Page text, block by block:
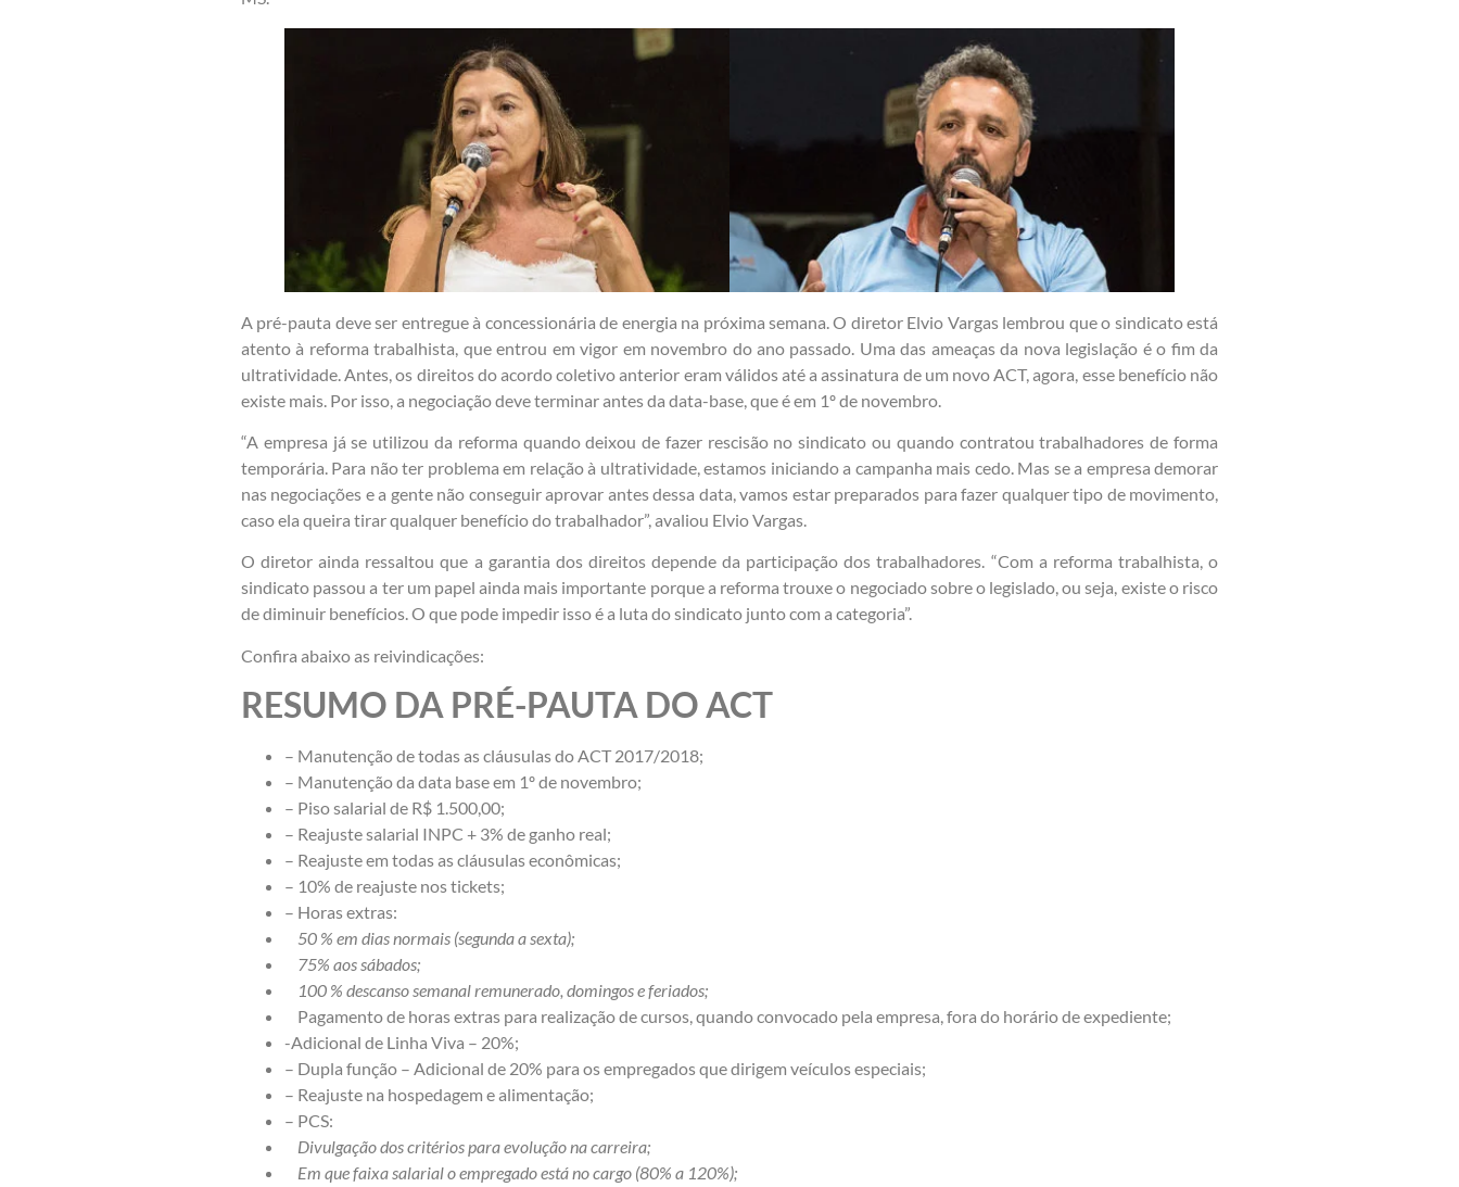
A pré-pauta deve ser entregue à concessionária de energia na próxima semana. O diretor Elvio Vargas lembrou que o sindicato está
atento à reforma trabalhista, que entrou em vigor em novembro do ano passado. Uma das ameaças da nova legislação é o fim da
ultratividade. Antes, os direitos do acordo coletivo anterior eram válidos até a assinatura de um novo ACT, agora, esse benefício não
existe mais. Por isso, a negociação deve terminar antes da data-base, que é em 1º de novembro.
“A empresa já se utilizou da reforma quando deixou de fazer rescisão no sindicato ou quando contratou trabalhadores de forma
temporária. Para não ter problema em relação à ultratividade, estamos iniciando a campanha mais cedo. Mas se a empresa demorar
nas negociações e a gente não conseguir aprovar antes dessa data, vamos estar preparados para fazer qualquer tipo de movimento,
caso ela queira tirar qualquer benefício do trabalhador”, avaliou Elvio Vargas.
O diretor ainda ressaltou que a garantia dos direitos depende da participação dos trabalhadores. “Com a reforma trabalhista, o
sindicato passou a ter um papel ainda mais importante porque a reforma trouxe o negociado sobre o legislado, ou seja, existe o risco
de diminuir benefícios. O que pode impedir isso é a luta do sindicato junto com a categoria”.
Confira abaixo as reivindicações:
RESUMO DA PRÉ-PAUTA DO ACT
– Manutenção de todas as cláusulas do ACT 2017/2018;
– Manutenção da data base em 1º de novembro;
– Piso salarial de R$ 1.500,00;
– Reajuste salarial INPC + 3% de ganho real;
– Reajuste em todas as cláusulas econômicas;
– 10% de reajuste nos tickets;
– Horas extras:
50 % em dias normais (segunda a sexta);
75% aos sábados;
100 % descanso semanal remunerado, domingos e feriados;
Pagamento de horas extras para realização de cursos, quando convocado pela empresa, fora do horário de expediente;
-Adicional de Linha Viva – 20%;
– Dupla função – Adicional de 20% para os empregados que dirigem veículos especiais;
– Reajuste na hospedagem e alimentação;
– PCS:
Divulgação dos critérios para evolução na carreira;
Em que faixa salarial o empregado está no cargo (80% a 120%);